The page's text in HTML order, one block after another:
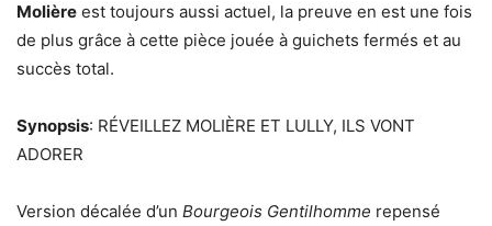
Molière est toujours aussi actuel, la preuve en est une fois
de plus grâce à cette pièce jouée à guichets fermés et au
succès total.
Synopsis: RÉVEILLEZ MOLIÈRE ET LULLY, ILS VONT
ADORER
Version décalée d’un Bourgeois Gentilhomme repensé